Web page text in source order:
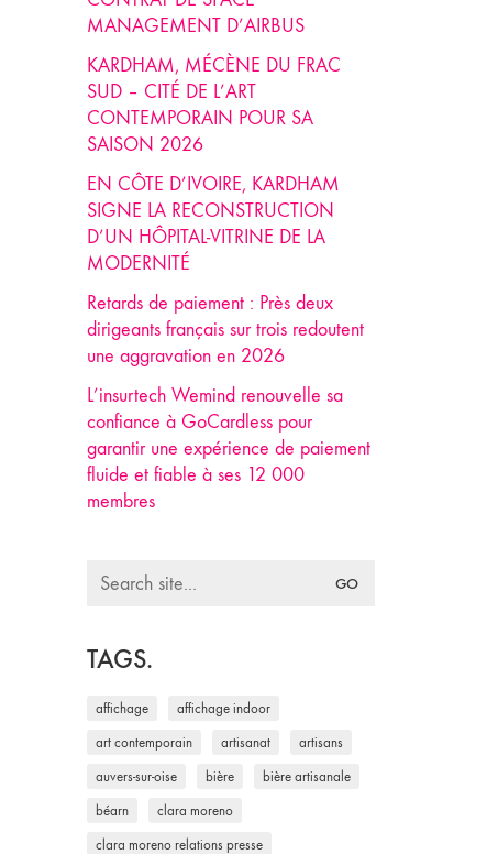
MANAGEMENT D’AIRBUS
KARDHAM, MÉCÈNE DU FRAC
SUD – CITÉ DE L’ART
CONTEMPORAIN POUR SA
SAISON 2026
EN CÔTE D’IVOIRE, KARDHAM
SIGNE LA RECONSTRUCTION
D’UN HÔPITAL-VITRINE DE LA
MODERNITÉ
Retards de paiement : Près deux
dirigeants français sur trois redoutent
une aggravation en 2026
L’insurtech Wemind renouvelle sa
confiance à GoCardless pour
garantir une expérience de paiement
fluide et fiable à ses 12 000
membres
Search
TAGS.
affichage affichage indoor
art contemporain artisanat artisans
auvers-sur-oise bière bière artisanale
béarn clara moreno
clara moreno relations presse